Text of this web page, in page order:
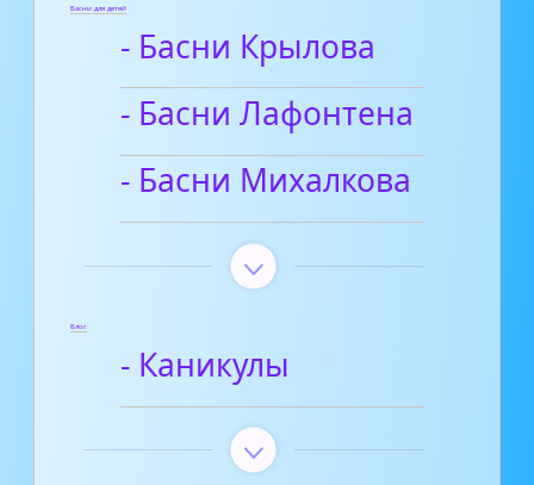
Басни для детей
- Басни Крылова
- Басни Лафонтена
- Басни Михалкова
Блог
- Каникулы